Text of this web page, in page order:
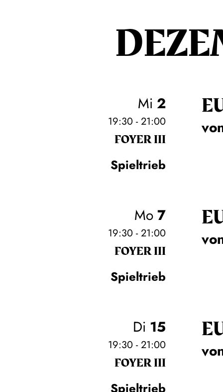
Mi 2
19:30 - 21:00
FOYER III
Spieltrieb
Mo7
19:30 - 21:00
FOYER III
Spieltrieb
Di 15
19:30 - 21:00
FOYER III
Spieltrieb